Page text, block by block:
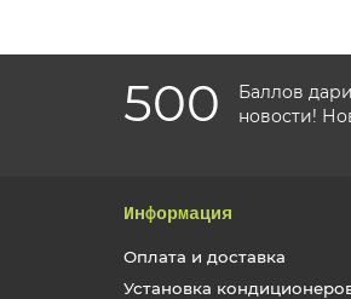
500
Баллов
новости!
Информация
Оплата и доставка
Установка